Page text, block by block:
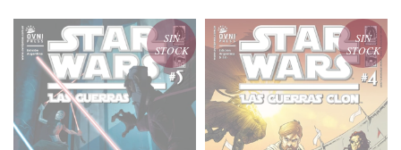
SIN
STOCK
SIN
STOCK